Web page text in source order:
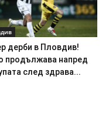
дерби в Пловдив!
продължава напред
след здрава...